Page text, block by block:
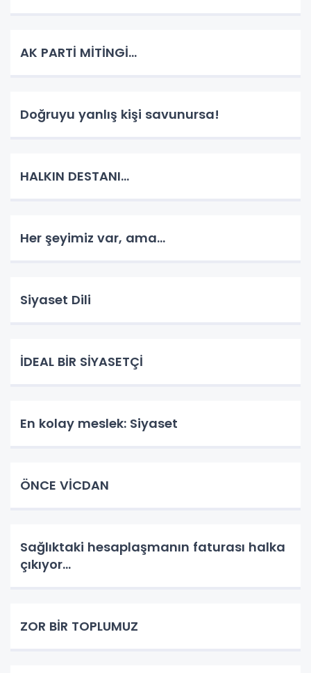
AK PARTİ MİTİNGİ...
Doğruyu yanlış kişi savunursa!
HALKIN DESTANI...
Her şeyimiz var, ama...
Siyaset Dili
İDEAL BİR SİYASETÇİ
En kolay meslek: Siyaset
ÖNCE VİCDAN
Sağlıktaki hesaplaşmanın faturası halka
çıkıyor...
ZOR BİR TOPLUMUZ